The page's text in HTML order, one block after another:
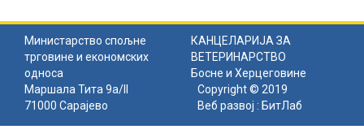
Министарство спољне
трговине и економских
односа
КАНЦЕЛАРИЈА ЗА
ВЕТЕРИНАРСТВО
Босне и Херцеговине
Маршала Тита 9а/II
71000 Сарајево
Copyright © 2019
Веб развој : БитЛаб